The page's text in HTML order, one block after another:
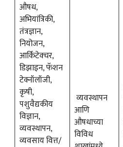
औषध,
अभियांत्रिकी,
तंत्रज्ञान,
नियोजन,
आर्किटेक्चर,
डिझाइन, फॅशन
टेक्नॉलॉजी,
कृषी,
पशुवैद्यकीय
विज्ञान,
व्यवस्थापन,
व्यवसाय वित्त/
व्यवस्थापन
आणि
औषधाच्या
विविध